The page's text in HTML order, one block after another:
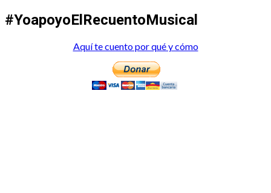
#YoapoyoElRecuentoMusical
Aquí te cuento por qué y cómo